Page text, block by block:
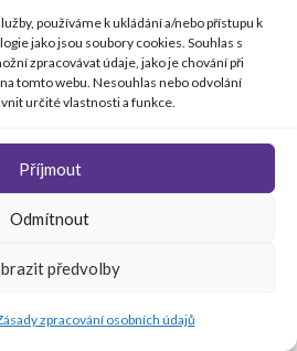
používáme k ukládání a/nebo přístupu k
jako jsou soubory cookies. Souhlas s
zpracovávat údaje, jako je chování při
tomto webu. Nesouhlas nebo odvolání
určité vlastnosti a funkce.
Příjmout
Odmítnout
předvolby
zpracování osobních údajů
PROSLOVY
DARY
svetsvateb.cz a dodavatelé obsahu
vyhrazena
Softmedia
zakázáno.